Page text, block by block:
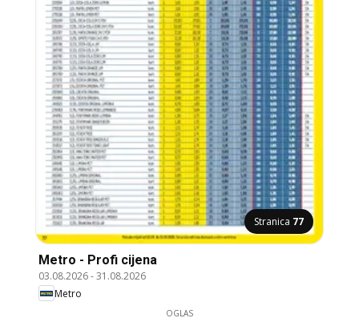
Stranica 77
Metro - Profi cijena
03.08.2026-31.08.2026
Metro
OGLAS